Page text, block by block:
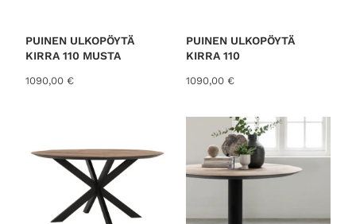
t
e
PUINEN ULKOPÖYTÄ
KIRRA 110 MUSTA
1090,00 €
PUINEN ULKOPÖYTÄ
KIRRA 110
1090,00 €